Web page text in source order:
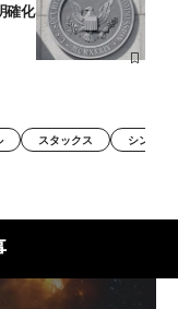
確化を」──新方針を
スタックス シンボル